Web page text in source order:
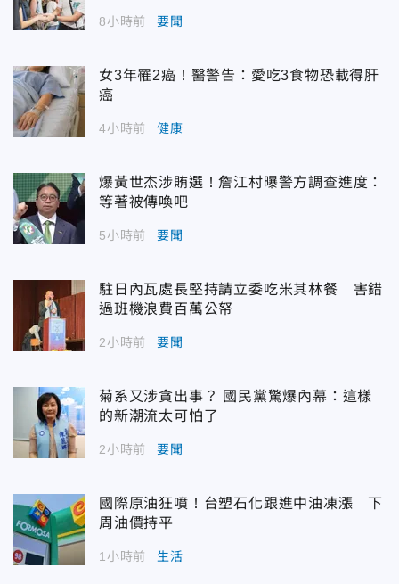
8小時前 要聞
女3年罹2癌！醫警告：愛吃3食物恐載得肝
癌
4小時前 健康
爆黃世杰涉賄選！詹江村曝警方調查進度：
等著被傳喚吧
5小時前 要聞
駐日內瓦處長堅持請立委吃米其林餐 害錯
過班機浪費百萬公帑
2小時前 要聞
菊系又涉貪出事？ 國民黨驚爆內幕：這樣
的新潮流太可怕了
2小時前 要聞
國際原油狂噴！台塑石化跟進中油凍漲 下
周油價持平
1小時前 生活